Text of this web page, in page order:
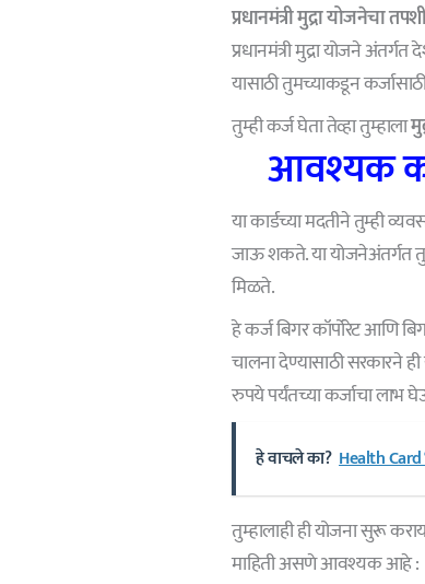
प्रधानमंत्री मुद्रा योजनेचा
प्रधानमंत्री मुद्रा योजने
यासाठी तुमच्याकडून
तुम्ही कर्ज घेता तेव्हा तुम्हाला
आवश्यक
या कार्डच्या मदतीने तुम्ही
जाऊ शकते. या योजनेअंतर्गत
मिळते.
हे कर्ज बिगर कॉर्पोरेट आणि
चालना देण्यासाठी सरकारने
रुपये पर्यंतच्या कर्जाचा लाभ
हे वाचले का? Health Card
तुम्हालाही ही योजना सुरू
माहिती असणे आवश्यक आहे :